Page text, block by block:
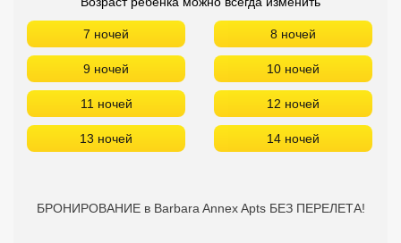
7 ночей 8 ночей
9 ночей 10 ночей
11 ночей 12 ночей
13 ночей 14 ночей
БРОНИРОВАНИЕ в Barbara Annex Apts БЕЗ ПЕРЕЛЕТА!